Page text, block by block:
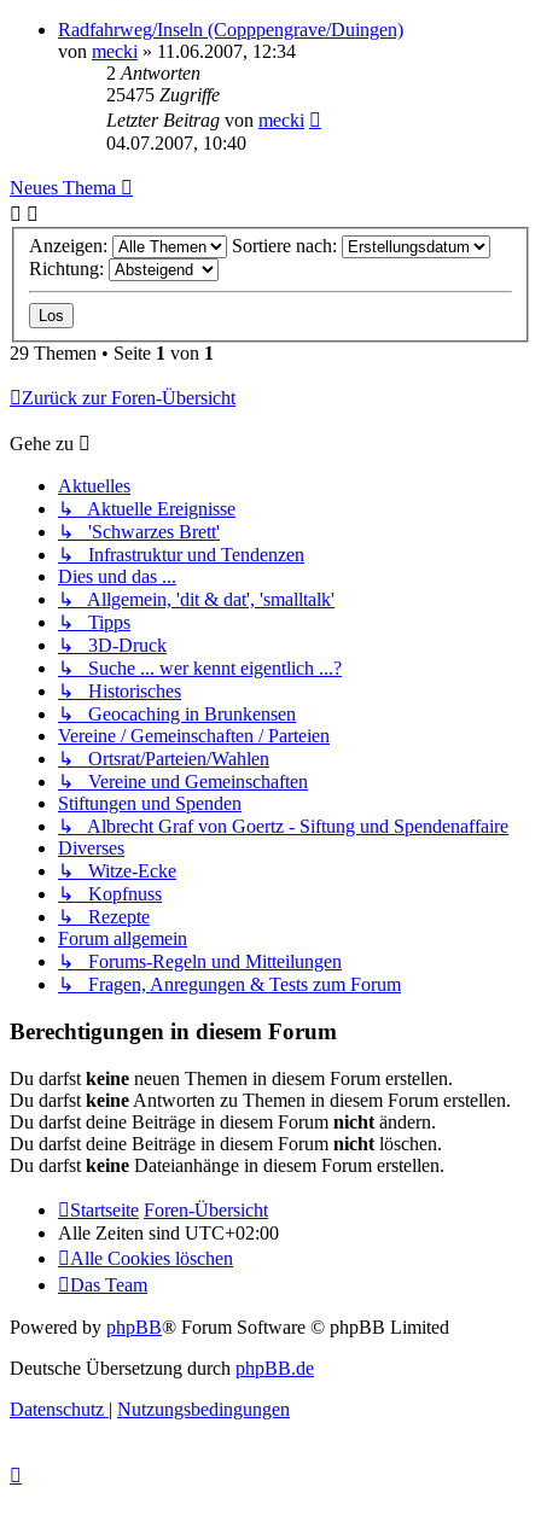
Radfahrweg/Inseln (Copppengrave/Duingen)
von mecki » 11.06.2007, 12:34
2 Antworten
25475 Zugriffe
Letzter Beitrag von mecki
04.07.2007, 10:40
Neues Thema
Anzeigen:
Sortiere nach:
Richtung:
29 Themen • Seite 1 von 1
Zurück zur Foren-Übersicht
Gehe zu
Aktuelles
↳ Aktuelle Ereignisse
↳ 'Schwarzes Brett'
↳ Infrastruktur und Tendenzen
Dies und das ...
↳ Allgemein, 'dit & dat', 'smalltalk'
↳ Tipps
↳ 3D-Druck
↳ Suche ... wer kennt eigentlich ...?
↳ Historisches
↳ Geocaching in Brunkensen
Vereine / Gemeinschaften / Parteien
↳ Ortsrat/Parteien/Wahlen
↳ Vereine und Gemeinschaften
Stiftungen und Spenden
↳ Albrecht Graf von Goertz - Siftung und Spendenaffaire
Diverses
↳ Witze-Ecke
↳ Kopfnuss
↳ Rezepte
Forum allgemein
↳ Forums-Regeln und Mitteilungen
↳ Fragen, Anregungen & Tests zum Forum
Berechtigungen in diesem Forum
Du darfst keine neuen Themen in diesem Forum erstellen.
Du darfst keine Antworten zu Themen in diesem Forum erstellen.
Du darfst deine Beiträge in diesem Forum nicht ändern.
Du darfst deine Beiträge in diesem Forum nicht löschen.
Du darfst keine Dateianhänge in diesem Forum erstellen.
Startseite Foren-Übersicht
Alle Zeiten sind UTC+02:00
Alle Cookies löschen
Das Team
Powered by phpBB® Forum Software © phpBB Limited
Deutsche Übersetzung durch phpBB.de
Datenschutz | Nutzungsbedingungen